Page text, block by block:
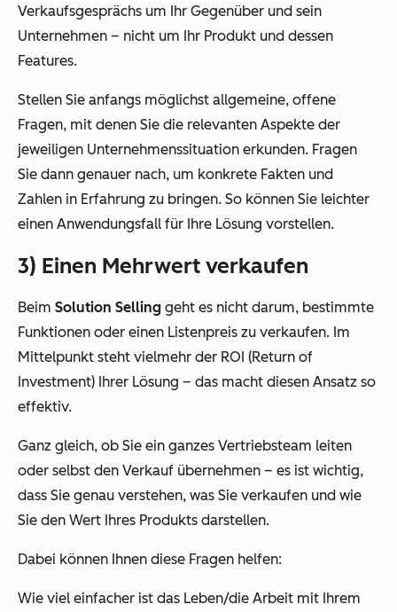
Verkaufsgesprächs um Ihr Gegenüber und sein
Unternehmen – nicht um Ihr Produkt und dessen
Features.
Stellen Sie anfangs möglichst allgemeine, offene
Fragen, mit denen Sie die relevanten Aspekte der
jeweiligen Unternehmenssituation erkunden. Fragen
Sie dann genauer nach, um konkrete Fakten und
Zahlen in Erfahrung zu bringen. So können Sie leichter
einen Anwendungsfall für Ihre Lösung vorstellen.
3) Einen Mehrwert verkaufen
Beim Solution Selling geht es nicht darum, bestimmte
Funktionen oder einen Listenpreis zu verkaufen. Im
Mittelpunkt steht vielmehr der ROI (Return of
Investment) Ihrer Lösung – das macht diesen Ansatz so
effektiv.
Ganz gleich, ob Sie ein ganzes Vertriebsteam leiten
oder selbst den Verkauf übernehmen – es ist wichtig,
dass Sie genau verstehen, was Sie verkaufen und wie
Sie den Wert Ihres Produkts darstellen.
Dabei können Ihnen diese Fragen helfen:
Wie viel einfacher ist das Leben/die Arbeit mit Ihrem